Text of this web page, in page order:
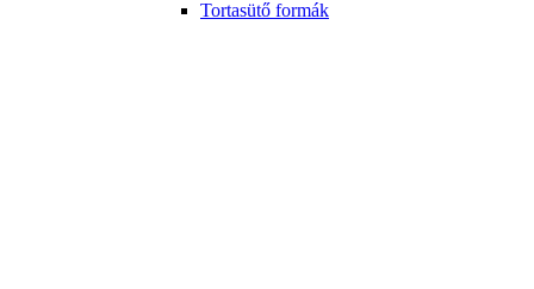
Tortasütő formák